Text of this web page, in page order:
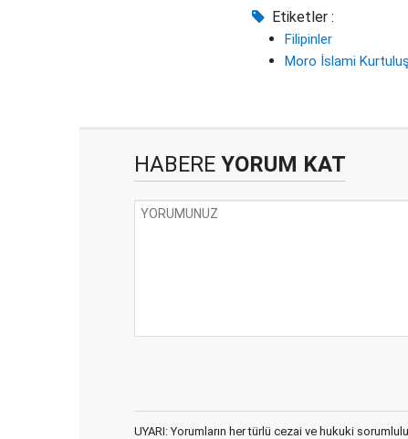
Etiketler :
Filipinler
Moro İslami
HABERE YORUM KAT
UYARI: Yorumların her türlü cezai ve hukuki